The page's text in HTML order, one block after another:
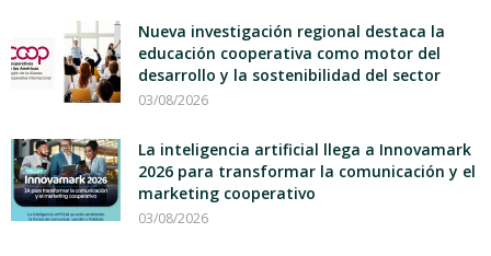
Nueva investigación regional destaca la
educación cooperativa como motor del
desarrollo y la sostenibilidad del sector
03/08/2026
La inteligencia artificial llega a Innovamark
2026 para transformar la comunicación y el
marketing cooperativo
03/08/2026